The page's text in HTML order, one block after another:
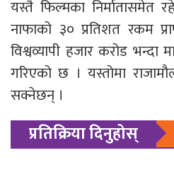
यस्तै फिल्मका निर्मातासमेत
नाफाको ३० प्रतिशत रकम
विश्वव्यापी हजार करोड भन्दा
गरिएको छ । यस्तोमा
सक्नेछन् ।
प्रतिक्रिया दिनुहोस्